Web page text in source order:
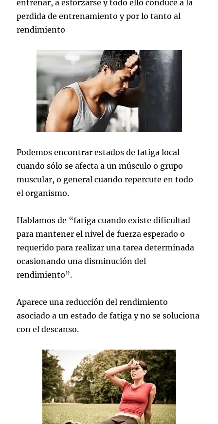
entrenar, a esforzarse y todo ello conduce a la
perdida de entrenamiento y por lo tanto al
rendimiento
Podemos encontrar estados de fatiga local
cuando sólo se afecta a un músculo o grupo
muscular, o general cuando repercute en todo
el organismo.
Hablamos de “fatiga cuando existe dificultad
para mantener el nivel de fuerza esperado o
requerido para realizar una tarea determinada
ocasionando una disminución del
rendimiento”.
Aparece una reducción del rendimiento
asociado a un estado de fatiga y no se soluciona
con el descanso.